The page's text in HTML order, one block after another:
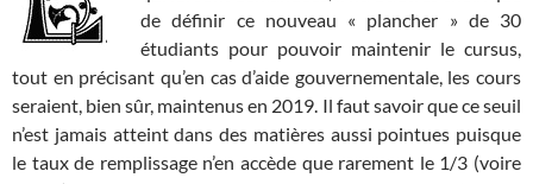
de définir ce nouveau « plancher » de 30
étudiants pour pouvoir maintenir le cursus,
tout en précisant qu’en cas d’aide gouvernementale, les cours
seraient, bien sûr, maintenus en 2019. Il faut savoir que ce seuil
n’est jamais atteint dans des matières aussi pointues puisque
le taux de remplissage n’en accède que rarement le 1/3 (voire